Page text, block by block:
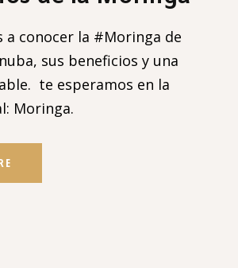
a conocer la #Moringa de
sus beneficios y una
te esperamos en la
Moringa.